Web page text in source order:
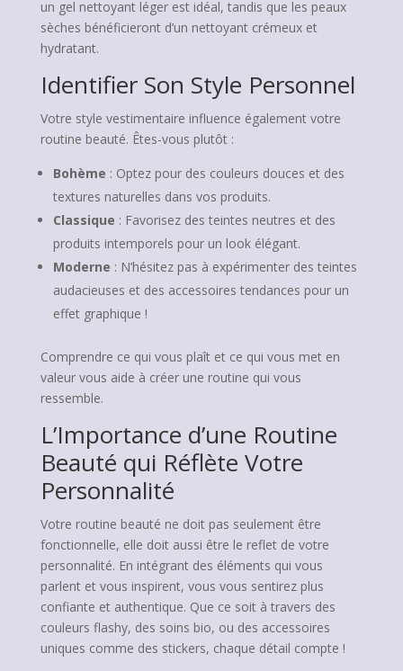
un gel nettoyant léger est idéal, tandis que les peaux
sèches bénéficieront d’un nettoyant crémeux et
hydratant.
Identifier Son Style Personnel
Votre style vestimentaire influence également votre
routine beauté. Êtes-vous plutôt :
Bohème : Optez pour des couleurs douces et des
textures naturelles dans vos produits.
Classique : Favorisez des teintes neutres et des
produits intemporels pour un look élégant.
Moderne : N’hésitez pas à expérimenter des teintes
audacieuses et des accessoires tendances pour un
effet graphique !
Comprendre ce qui vous plaît et ce qui vous met en
valeur vous aide à créer une routine qui vous
ressemble.
L’Importance d’une Routine
Beauté qui Réflète Votre
Personnalité
Votre routine beauté ne doit pas seulement être
fonctionnelle, elle doit aussi être le reflet de votre
personnalité. En intégrant des éléments qui vous
parlent et vous inspirent, vous vous sentirez plus
confiante et authentique. Que ce soit à travers des
couleurs flashy, des soins bio, ou des accessoires
uniques comme des stickers, chaque détail compte !